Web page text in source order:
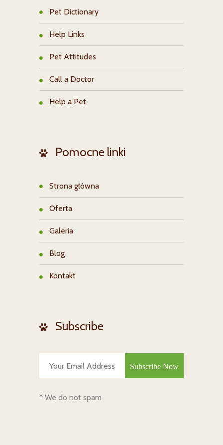
Pet Dictionary
Help Links
Pet Attitudes
Call a Doctor
Help a Pet
Pomocne linki
Strona główna
Oferta
Galeria
Blog
Kontakt
Subscribe
* We do not spam